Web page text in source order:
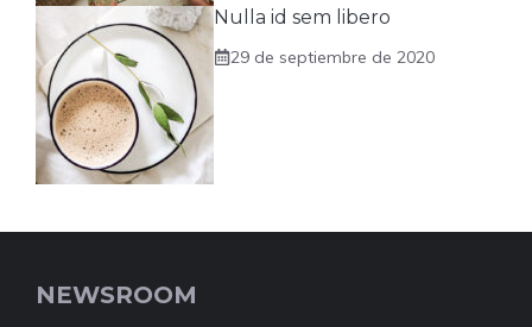
Nulla id sem libero
29 de septiembre de 2020
NEWSROOM